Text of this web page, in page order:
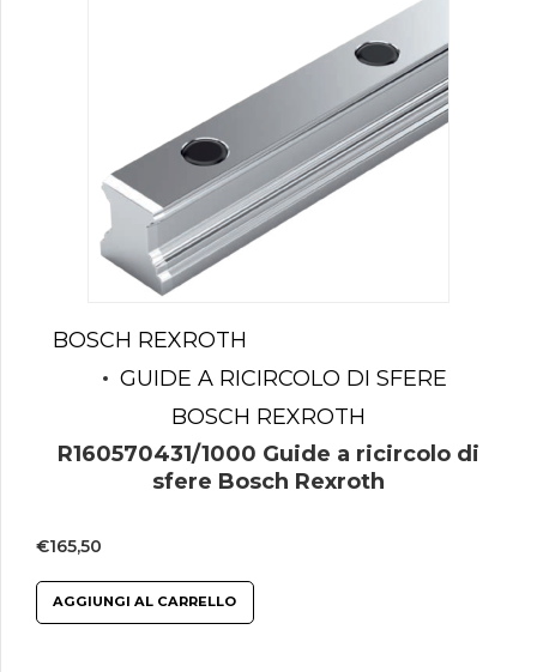
BOSCH REXROTH
GUIDE A RICIRCOLO DI SFERE
BOSCH REXROTH
R160570431/1000 Guide a ricircolo di
sfere Bosch Rexroth
€165,50
AGGIUNGI AL CARRELLO